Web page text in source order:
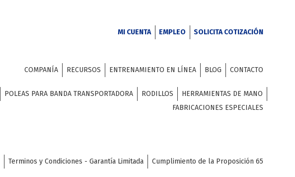
MI CUENTA EMPLEO SOLICITA COTIZACIÓN
COMPANÍA RECURSOS ENTRENAMIENTO EN LÍNEA BLOG CONTACTO
POLEAS PARA BANDA TRANSPORTADORA RODILLOS
HERRAMIENTAS DE MANO
FABRICACIONES ESPECIALES
Terminos y Condiciones - Garantía Limitada Cumplimiento de la Proposición 65